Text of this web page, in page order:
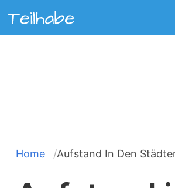
zum
Main
navigation
Pfadnavigation
Home Aufstand In Den